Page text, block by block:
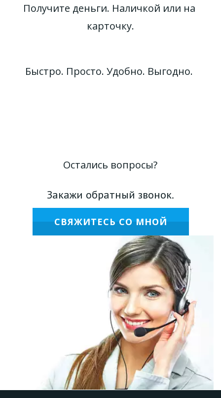
Получите деньги. Наличкой или на
карточку.
Быстро. Просто. Удобно. Выгодно.
Остались вопросы?
Закажи обратный звонок.
СВЯЖИТЕСЬ СО МНОЙ